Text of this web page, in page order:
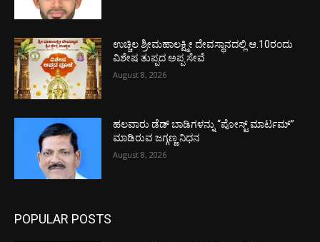
ಉಚ್ಚಿಲ ಶ್ರೀಮಹಾಲಕ್ಷ್ಮೀ ದೇವಸ್ಥಾನದಲ್ಲಿ ಆ.10ರಂದು
ವಿಶೇಷ ತುಪ್ಪದ ಅಪ್ಪ ಸೇವೆ
August 8, 2026
ಹಲವಾರು ಡೆಡ್ ಬಾಡಿಗಳನ್ನು “ಪೋಸ್ಟ್ ಮಾರ್ಟಮ್”
ಮಾಡಿರುವ ಜಗ್ಗಣ್ಣ ನಿಧನ
August 8, 2026
POPULAR POSTS